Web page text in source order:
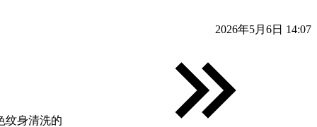
2026年5月6日 14:07
纹身清洗的